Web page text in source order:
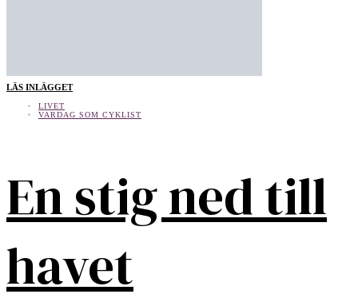
LÄS INLÄGGET
LIVET
VARDAG SOM CYKLIST
En stig ned till
havet